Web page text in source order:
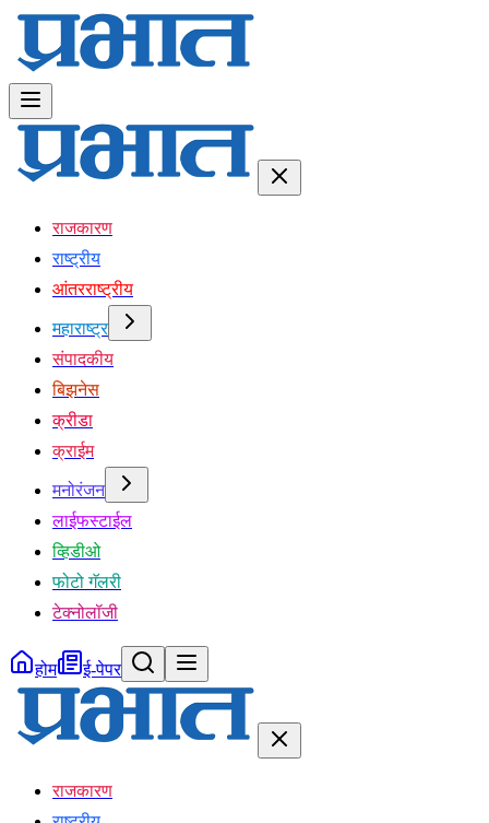
राजकारण
राष्ट्रीय
आंतरराष्ट्रीय
महाराष्ट्र
संपादकीय
बिझनेस
क्रीडा
क्राईम
मनोरंजन
लाईफस्टाईल
व्हिडीओ
फोटो गॅलरी
टेक्नोलॉजी
होम ई-पेपर
राजकारण